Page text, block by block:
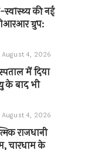
की नई
ग्रुप:
August 4, 2026
में दिया
के बाद भी
August 4, 2026
राजधानी
चारधाम के